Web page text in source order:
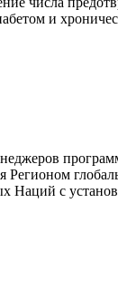
и
Регионом
Наций с